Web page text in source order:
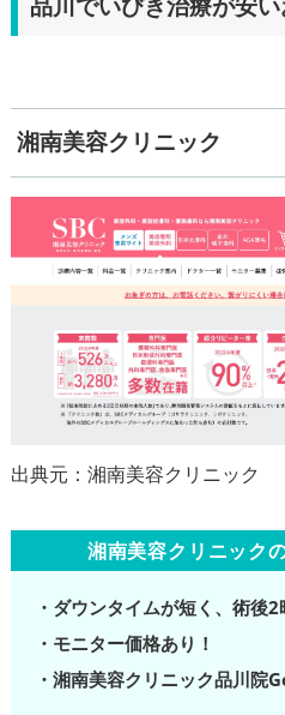
品川でいびき治療が安
湘南美容クリニック
湘南美容クリニック
・ダウンタイムが短く、術後
・モニター価格あり！
・湘南美容クリニック品川院